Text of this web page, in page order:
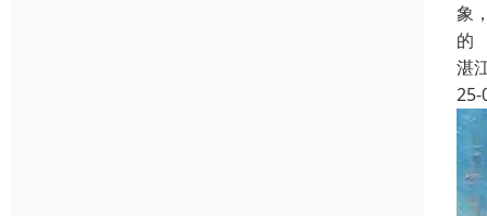
象
的
湛
25-